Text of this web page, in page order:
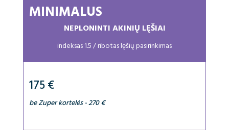
MINIMALUS
NEPLONINTI AKINIŲ LĘŠIAI
indeksas 1.5 / ribotas lęšių pasirinkimas
175 €
be Zuper kortelės - 270 €